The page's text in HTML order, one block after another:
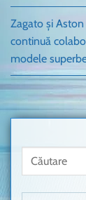
Zagato și
continuă
modele